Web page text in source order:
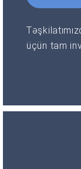
üçün tam